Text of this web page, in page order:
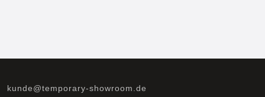
kunde@temporary-showroom.de